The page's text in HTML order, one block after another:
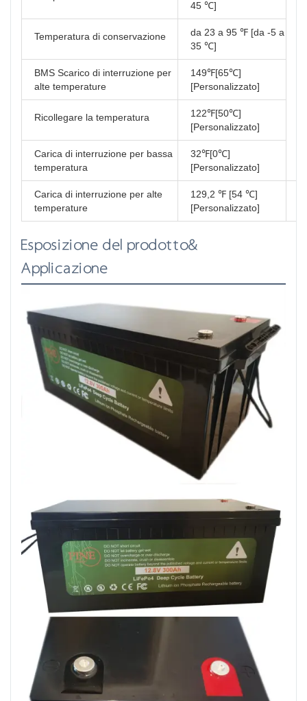
45 ℃]
Temperatura di conservazione
da 23 a 95 ℉ [da -5 a
35 ℃]
BMS Scarico di interruzione per
alte temperature
149℉[65℃]
[Personalizzato]
Ricollegare la temperatura
122℉[50℃]
[Personalizzato]
Carica di interruzione per bassa
temperatura
32℉[0℃]
[Personalizzato]
Carica di interruzione per alte
temperature
129,2 ℉ [54 ℃]
[Personalizzato]
Esposizione del prodotto&
Applicazione